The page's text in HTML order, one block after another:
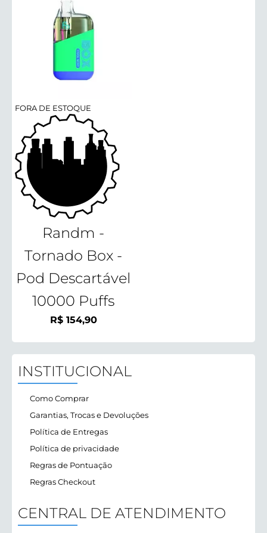
FORA DE ESTOQUE
Randm -
Tornado Box -
Pod Descartável
10000 Puffs
R$154,90
INSTITUCIONAL
Como Comprar
Garantias, Trocas e Devoluções
Política de Entregas
Política de privacidade
Regras de Pontuação
Regras Checkout
CENTRAL DE ATENDIMENTO